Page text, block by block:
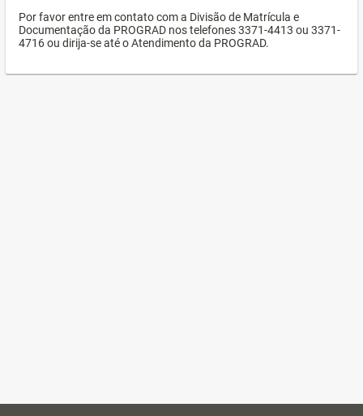
Por favor entre em contato com a Divisão de Matrícula e
Documentação da PROGRAD nos telefones 3371-4413 ou 3371-
4716 ou dirija-se até o Atendimento da PROGRAD.